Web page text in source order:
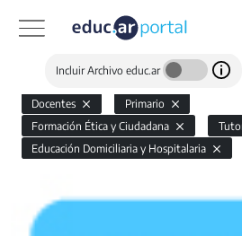
Incluir Archivo educ.ar
Docentes
Primario
Formación Ética y Ciudadana
Educación Domiciliaria y Hospitalaria